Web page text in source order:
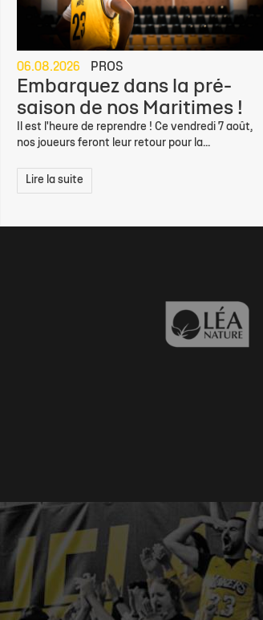
06.08.2026 PROS
Embarquez dans la pré-
saison de nos Maritimes !
Il est l'heure de reprendre ! Ce vendredi 7 août,
nos joueurs feront leur retour pour la...
Lire la suite